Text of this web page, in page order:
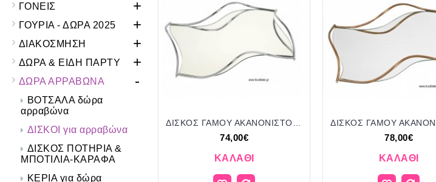
ΓΟΝΕΙΣ +
ΓΟΥΡΙΑ - ΔΩΡΑ 2025 +
ΔΙΑΚΟΣΜΗΣΗ +
ΔΩΡΑ & ΕΙΔΗ ΠΑΡΤΥ +
ΔΩΡΑ ΑΡΡΑΒΩΝΑ -
ΒΟΤΣΑΛΑ δώρα
αρραβώνα
ΔΙΣΚΟΙ για αρραβώνα
ΔΙΣΚΟΣ ΠΟΤΗΡΙΑ &
ΜΠΟΤΙΛΙΑ-ΚΑΡΑΦΑ
ΚΕΡΙΑ για δώρα
74,00€
ΚΑΛΆΘΙ
78,00€
ΚΑΛΆΘΙ